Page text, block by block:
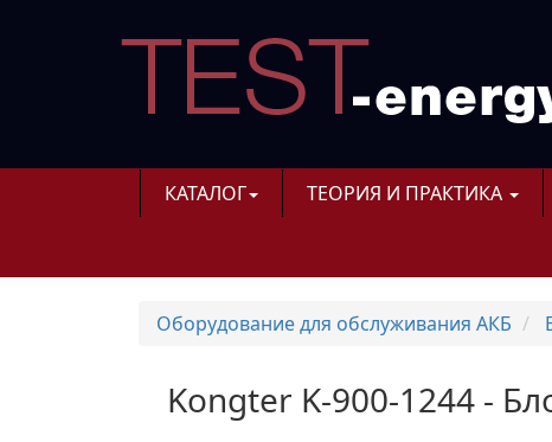
КАТАЛОГ ТЕОРИЯ И ПРАКТИКА
Оборудование для обслуживания АКБ
Kongter K-900-1244 -